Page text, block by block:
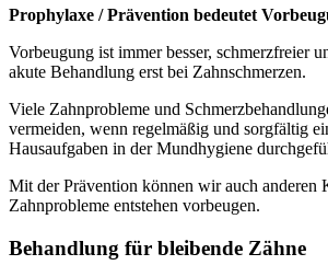
Prophylaxe / Prävention bedeutet
Vorbeugung ist immer besser, schmerzfreier
akute Behandlung erst bei Zahnschmerzen.
Viele Zahnprobleme und
vermeiden, wenn regelmäßig und sorgfältig
Hausaufgaben in der Mundhygiene
Mit der Prävention können wir auch anderen
Zahnprobleme entstehen vorbeugen.
Behandlung für bleibende Zähne